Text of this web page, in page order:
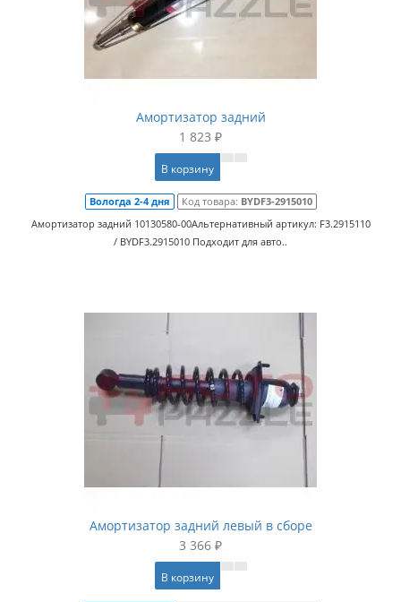
Амортизатор задний
1 823 ₽
В корзину
Вологда 2-4 дня Код товара: BYDF3-2915010
Амортизатор задний 10130580-00Альтернативный артикул: F3.2915110
/ BYDF3.2915010 Подходит для авто..
Амортизатор задний левый в сборе
3 366 ₽
В корзину